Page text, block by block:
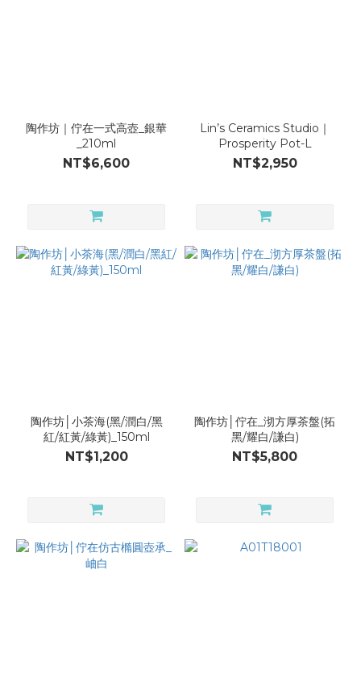
陶作坊｜佇在一式高壺_銀華
_210ml
NT$6,600
Lin’s Ceramics Studio｜
Prosperity Pot-L
NT$2,950
陶作坊│小茶海(黑/潤白/黑
紅/紅黃/綠黃)_150ml
NT$1,200
陶作坊│佇在_沏方厚茶盤(拓
黑/耀白/謙白)
NT$5,800